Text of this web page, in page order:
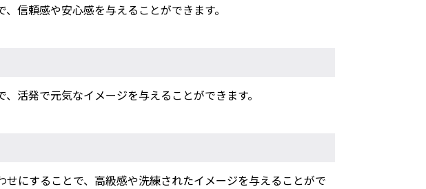
信頼感や安心感を与えることができます。
活発で元気なイメージを与えることができます。
にすることで、高級感や洗練されたイメージを与えることがで